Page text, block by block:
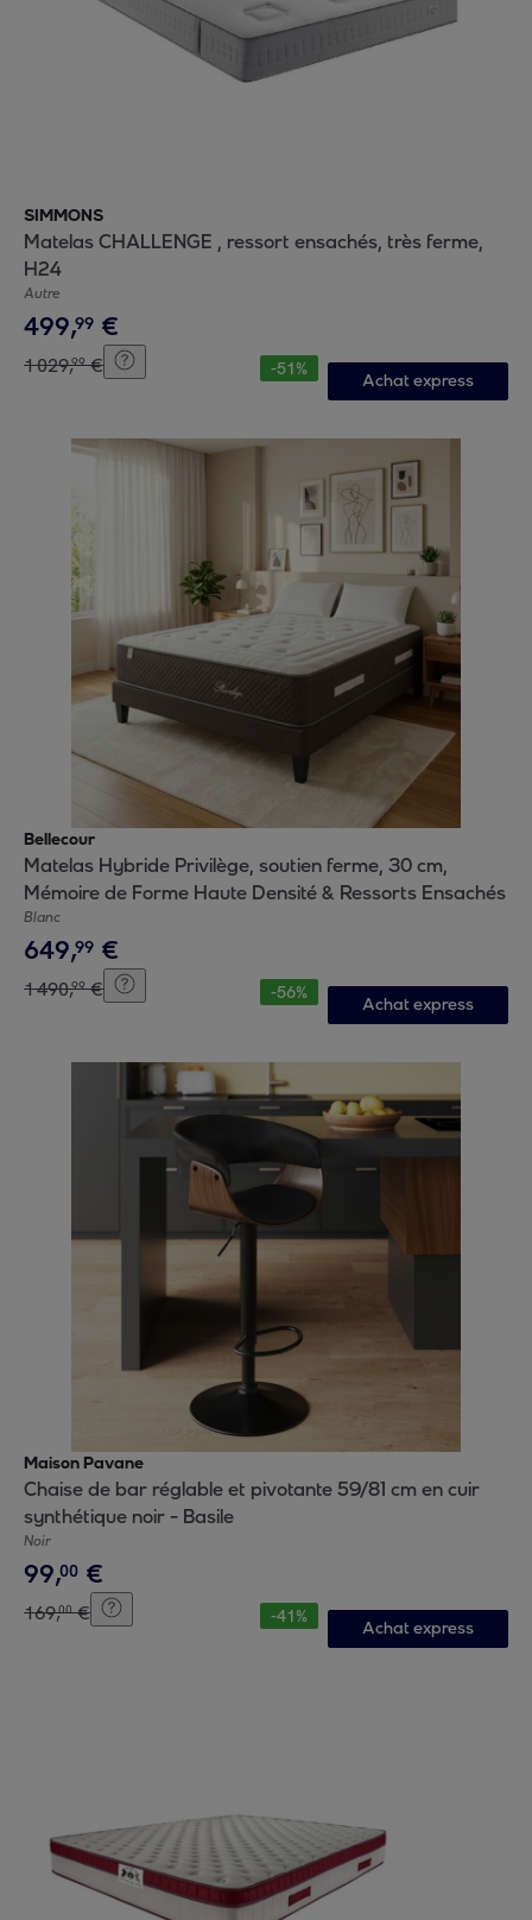
SIMMONS
Matelas CHALLENGE , ressort ensachés, très ferme,
H24
Autre
499,99 €
1029,99 € -51%
Achat express
Bellecour
Matelas Hybride Privilège, soutien ferme, 30 cm,
Mémoire de Forme Haute Densité & Ressorts Ensachés
Blanc
649,99 €
1490,99 € -56%
Achat express
Maison Pavane
Chaise de bar réglable et pivotante 59/81 cm en cuir
synthétique noir - Basile
Noir
99,00 €
169,00 € -41%
Achat express